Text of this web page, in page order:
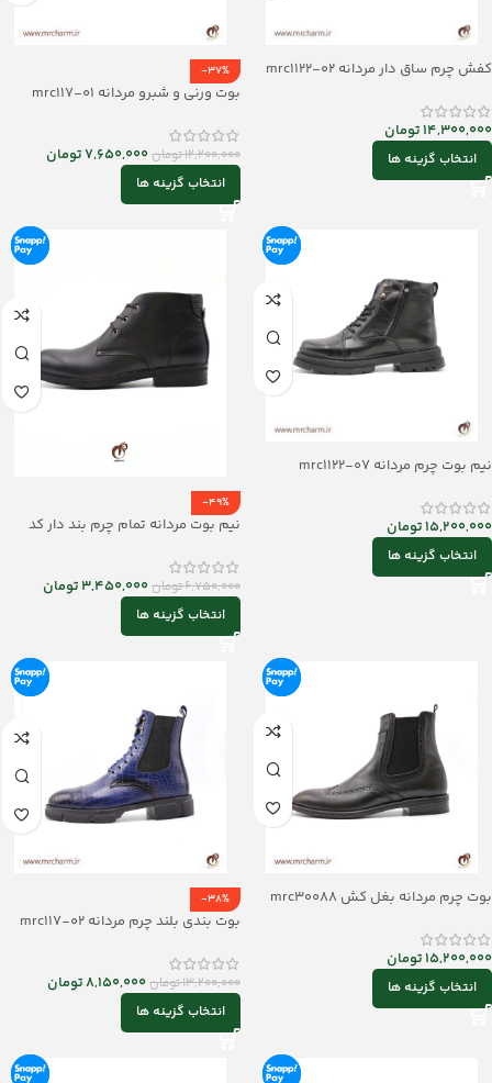
کفش چرم ساق دار مردانه mrc1122-02
14,300,000تومان
انتخاب گزینه ها
-37%
بوت ورنی و شبرو مردانه mrc117-01
12,200,000تومان7,650,000تومان
انتخاب گزینه ها
نیم بوت چرم مردانه mrc1122-07
15,200,000تومان
انتخاب گزینه ها
-49%
نیم بوت مردانه تمام چرم بند دار کد
6,750,000تومان3,450,000تومان
انتخاب گزینه ها
بوت چرم مردانه بغل کش mrc30088
15,200,000تومان
انتخاب گزینه ها
-38%
بوت بندی بلند چرم مردانه mrc117-02
13,200,000تومان8,150,000تومان
انتخاب گزینه ها